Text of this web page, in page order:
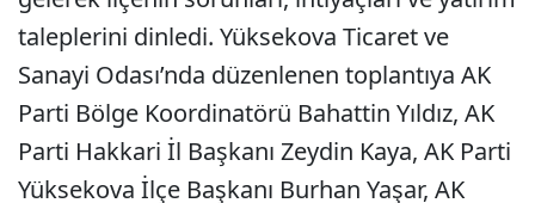
taleplerini dinledi. Yüksekova Ticaret ve
Sanayi Odası’nda düzenlenen toplantıya AK
Parti Bölge Koordinatörü Bahattin Yıldız, AK
Parti Hakkari İl Başkanı Zeydin Kaya, AK Parti
Yüksekova İlçe Başkanı Burhan Yaşar, AK